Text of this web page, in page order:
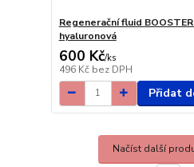
Regenerační fluid
hyaluronová
600 Kč/ks
496 Kč bez DPH
Přidat
Načíst další